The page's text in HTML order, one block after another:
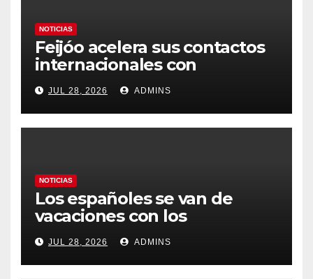
NOTICIAS
Feijóo acelera sus contactos
internacionales con
Latinoamérica como socio
prioritario en su agenda de
gobierno
JUL 28, 2026 ADMINS
NOTICIAS
Los españoles se van de
vacaciones con los
carburantes hasta un 21%
más caros que el año pasado
y los hoteles disparados
JUL 28, 2026 ADMINS